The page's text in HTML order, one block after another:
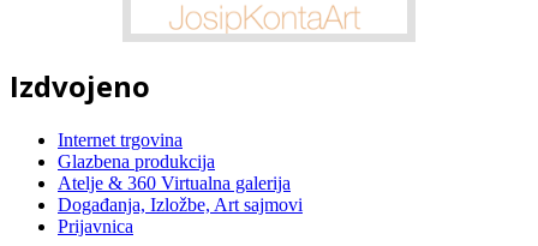
Izdvojeno
Internet trgovina
Glazbena produkcija
Atelje & 360 Virtualna galerija
Događanja, Izložbe, Art sajmovi
Prijavnica